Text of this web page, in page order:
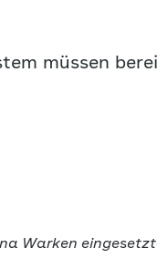
müssen
Warken